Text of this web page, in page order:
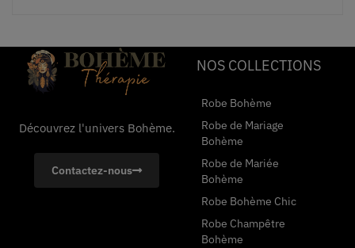
Découvrez l'univers Bohème.
Contactez-nous
NOS COLLECTIONS
Robe Bohème
Robe de Mariage
Bohème
Robe de Mariée
Bohème
Robe Bohème Chic
Robe Champêtre
Bohème